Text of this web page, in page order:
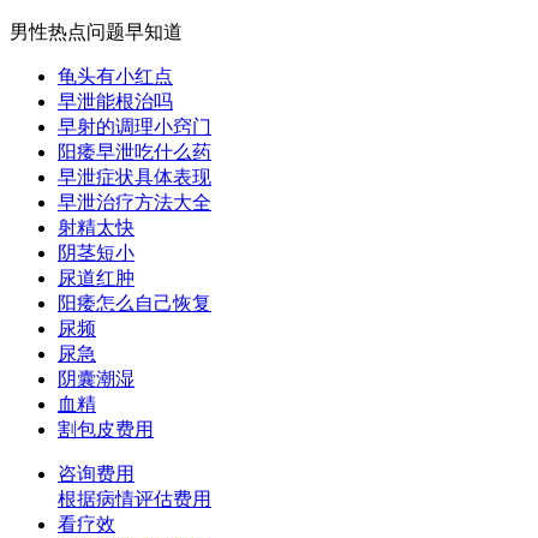
男性热点问题早知道
龟头有小红点
早泄能根治吗
早射的调理小窍门
阳痿早泄吃什么药
早泄症状具体表现
早泄治疗方法大全
射精太快
阴茎短小
尿道红肿
阳痿怎么自己恢复
尿频
尿急
阴囊潮湿
血精
割包皮费用
咨询费用
根据病情评估费用
看疗效